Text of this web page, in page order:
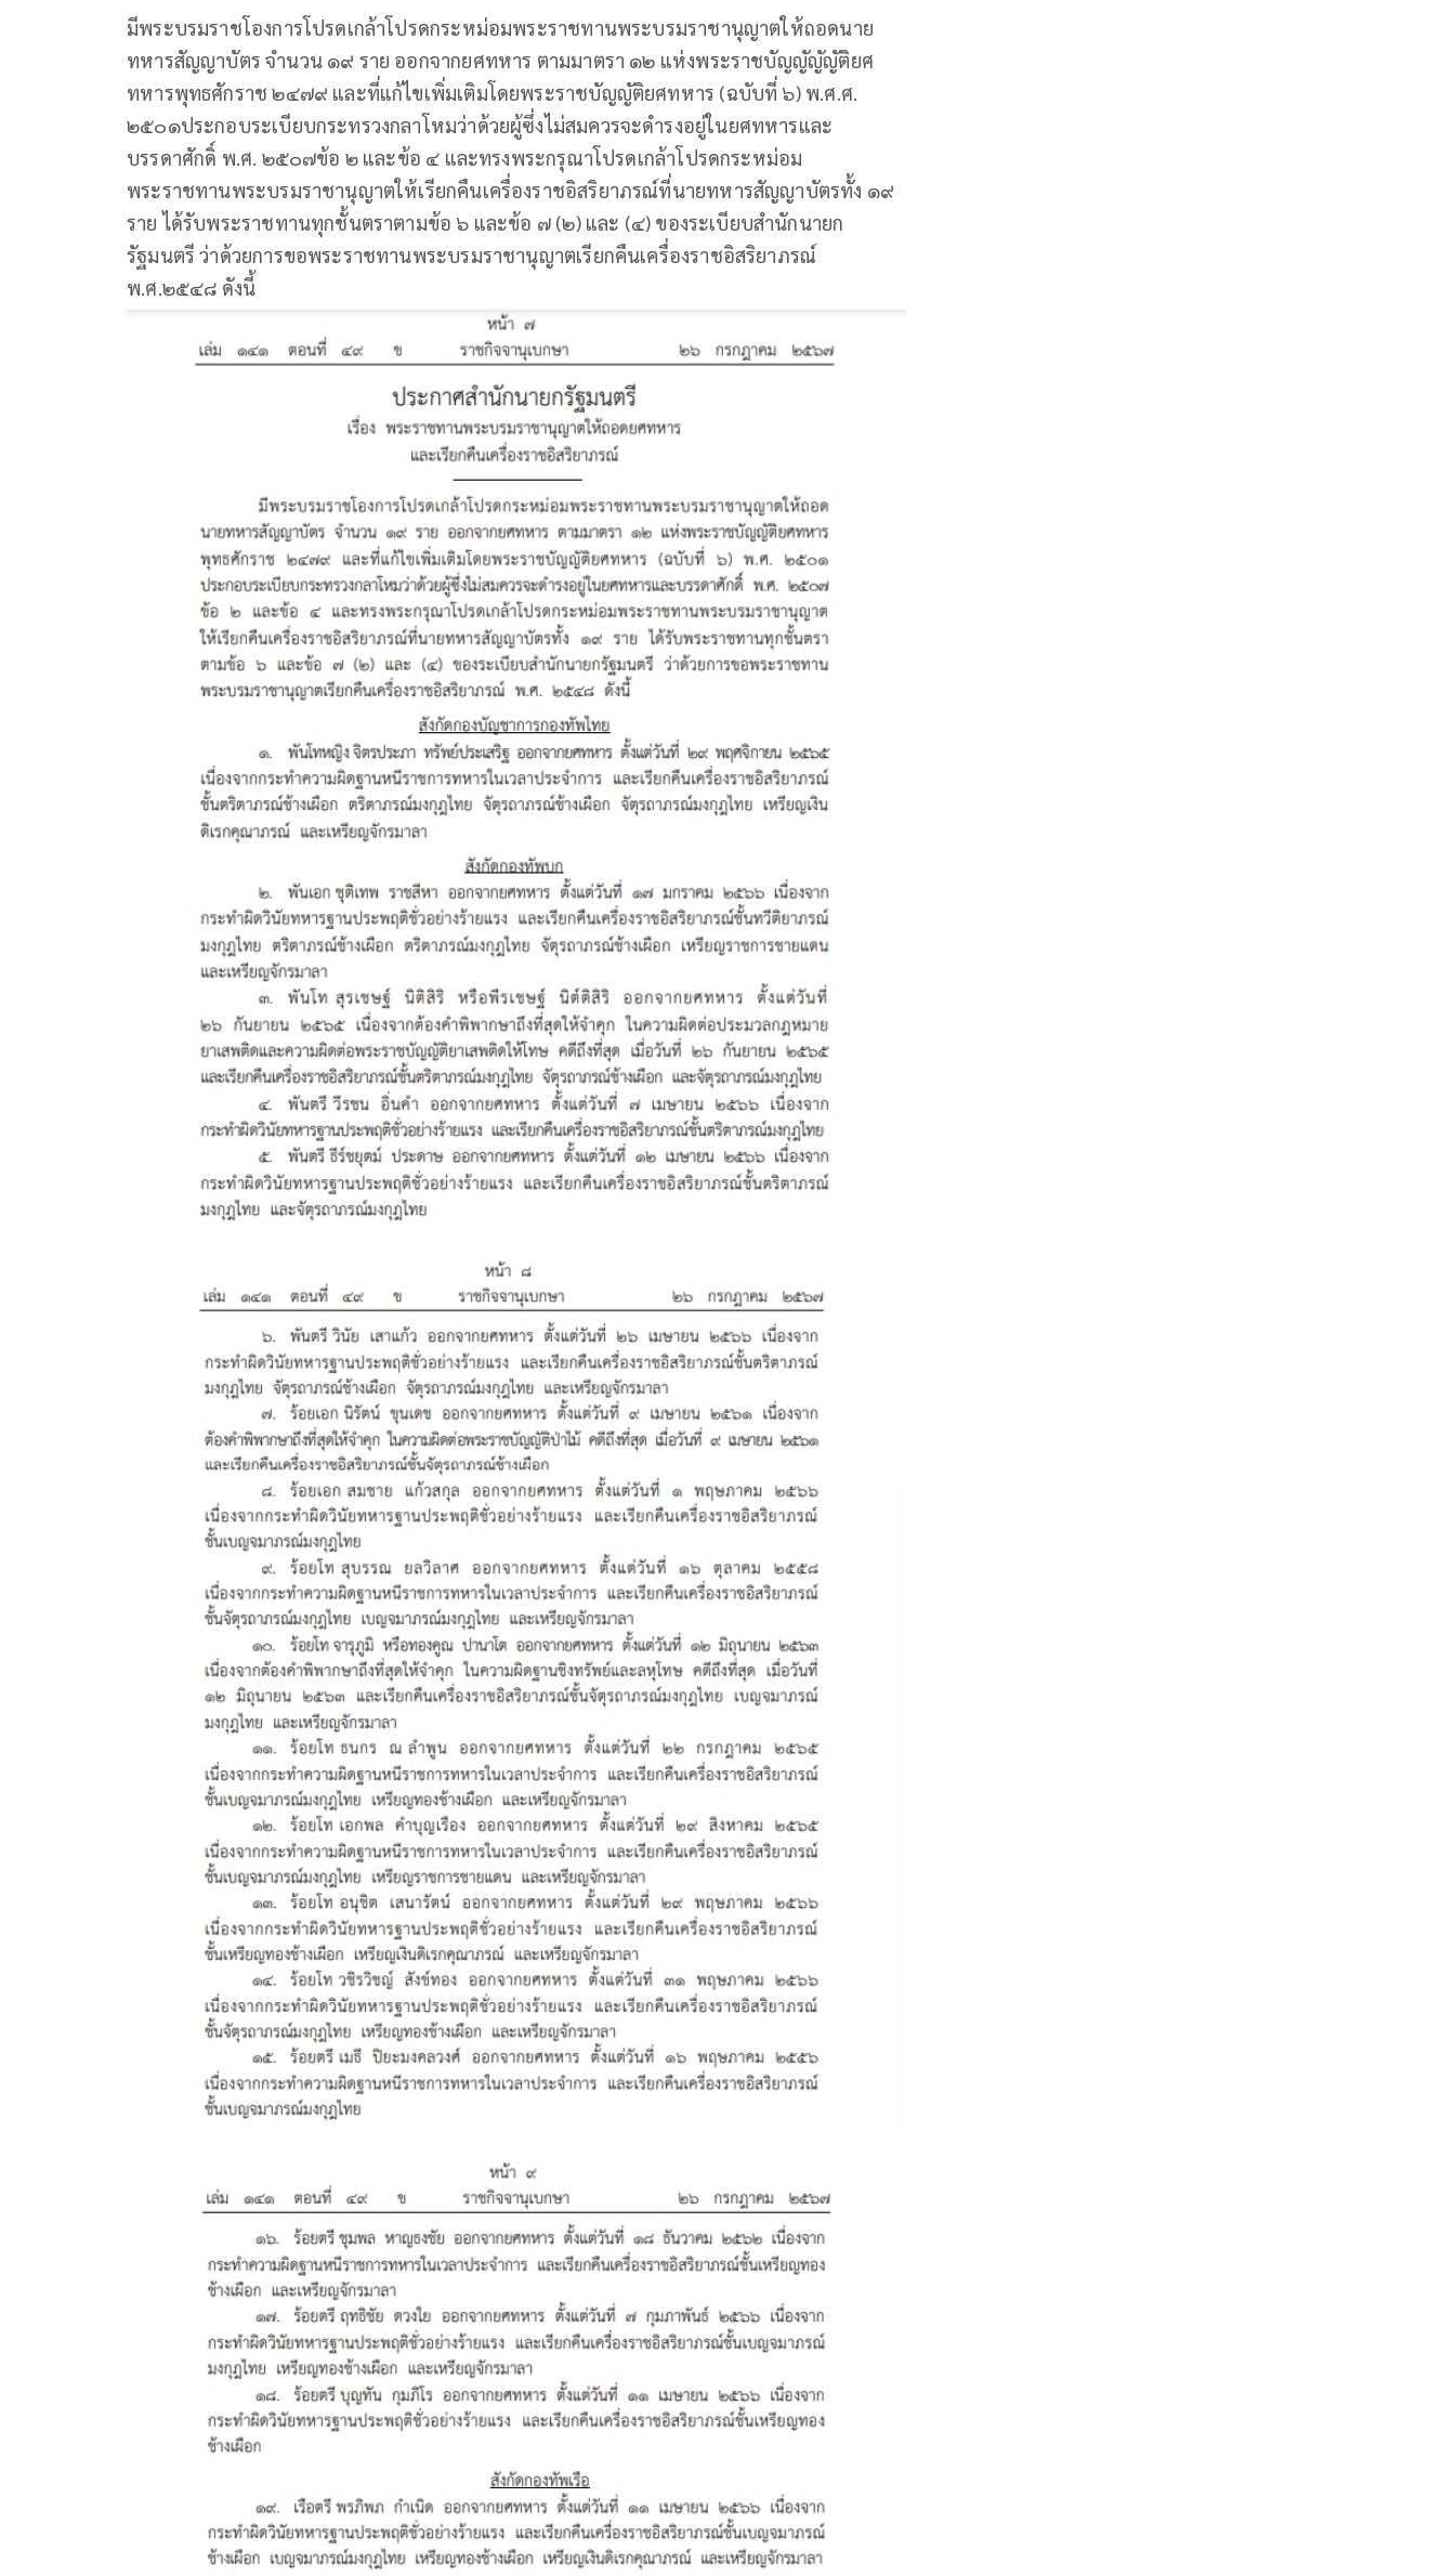
มีพระบรมราชโองการโปรดเกล้าโปรดกระหม่อมพระราชทานพระบรมราชานุญาตให้ถอดนาย
ทหารสัญญาบัตร จำนวน ๑๙ ราย ออกจากยศทหาร ตามมาตรา ๑๒ แห่งพระราชบัญญัญัญัติยศ
ทหารพุทธศักราช ๒๔๗๙ และที่แก้ไขเพิ่มเติมโดยพระราชบัญญัติยศทหาร (ฉบับที่ ๖) พ.ศ.ศ.
๒๕๐๑ประกอบระเบียบกระทรวงกลาโหมว่าด้วยผู้ซึ่งไม่สมควรจะดำรงอยู่ในยศทหารและ
บรรดาศักดิ์ พ.ศ. ๒๕๐๗ข้อ ๒ และข้อ ๔ และทรงพระกรุณาโปรดเกล้าโปรดกระหม่อม
พระราชทานพระบรมราชานุญาตให้เรียกคืนเครื่องราชอิสริยาภรณ์ที่นายทหารสัญญาบัตรทั้ง ๑๙
ราย ได้รับพระราชทานทุกชั้นตราตามข้อ ๖ และข้อ ๗ (๒) และ (๔) ของระเบียบสำนักนายก
รัฐมนตรี ว่าด้วยการขอพระราชทานพระบรมราชานุญาตเรียกคืนเครื่องราชอิสริยาภรณ์
พ.ศ.๒๕๔๘ ดังนี้